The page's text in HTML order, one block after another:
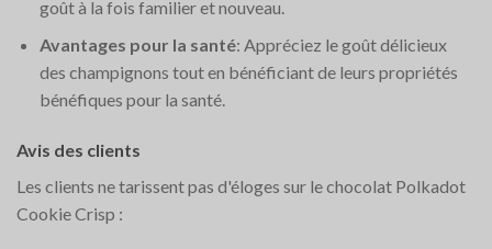
goût à la fois familier et nouveau.
Avantages pour la santé: Appréciez le goût délicieux
des champignons tout en bénéficiant de leurs propriétés
bénéfiques pour la santé.
Avis des clients
Les clients ne tarissent pas d'éloges sur le chocolat Polkadot
Cookie Crisp :